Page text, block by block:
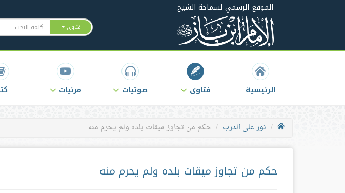
الموقع الرسمي لسماحة الشيخ
فتاوى
الرئيسية فتاوى صوتيات مرئيات
نور على الدرب حكم من تجاوز ميقات بلده ولم يحرم منه
حكم من تجاوز ميقات بلده ولم يحرم منه